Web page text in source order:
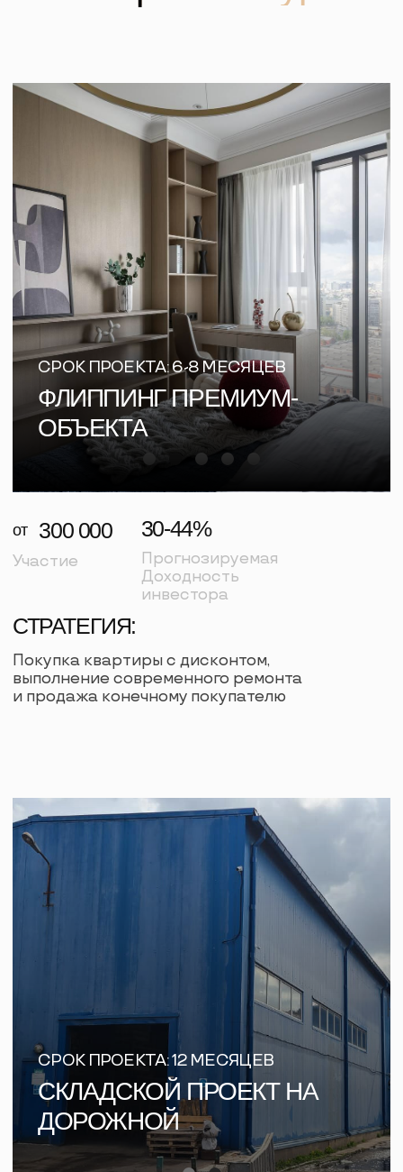
Расписание
Сбор гостей
Вступительное слово
и нетворкинг
Андрей Линьков
Презентация нового флиппинг
проекта с прогнозируемой
доходностью от 29 до 45%
11:50-12:10
Вероника Шубина
Земельный банк под санкциями:
Максим Божко
13:10-13:40
Как выбрать ЗПИФ недвижимости.
Ключевые критерии и реальные
Выезд на тур